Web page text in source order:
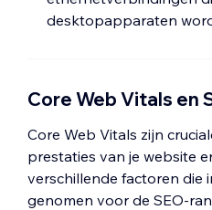
Google
verbinding. Dit kan
niet genoeg
Echte
websitebezoeker-
weer te geven.
wijzigingen aan
Om de prestaties en
te optimaliseren,
richtlijnen met
desktopapparaten
Core Web Vitals en
Core Web Vitals zijn
prestaties van je website
verschillende factoren die
genomen voor de SEO-